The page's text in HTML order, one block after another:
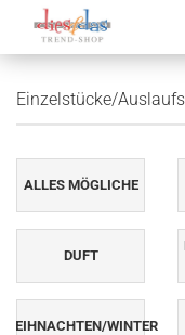
Einzelstücke/
ALLES MÖGLICHE
DUFT
WEIHNACHTEN/WINTER